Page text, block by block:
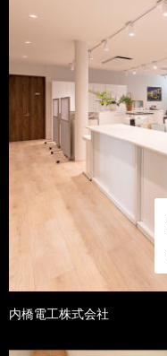
内橋電工株式会社